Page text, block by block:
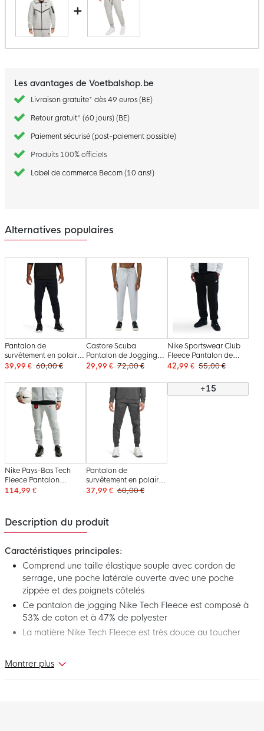
+
Les avantages de Voetbalshop.be
Livraison gratuite* dès 49 euros (BE)
Retour gratuit* (60 jours) (BE)
Paiement sécurisé (post-paiement possible)
Produits 100% officiels
Label de commerce Becom (10 ans!)
Alternatives populaires
Pantalon de
survêtement en polaire
Under Armour noir
39,99 € 60,00 €
Castore Scuba
Pantalon de Jogging
Gris Clair Noir
29,99 € 72,00 €
Nike Sportswear Club
Fleece Pantalon de
Jogging Noir Blanc
42,99 € 55,00 €
Nike Pays-Bas Tech
Fleece Pantalon
Jogging 2026-2028
114,99 €
Pantalon de
survêtement en polaire
Under Armour gris noir
37,99 € 60,00 €
+15
Description du produit
Caractéristiques principales:
Comprend une taille élastique souple avec cordon de
serrage, une poche latérale ouverte avec une poche
zippée et des poignets côtelés
Ce pantalon de jogging Nike Tech Fleece est composé à
53% de coton et à 47% de polyester
La matière Nike Tech Fleece est très douce au toucher
Ce nouveau pantalon de jogging Nike Tech Fleece Sportswear
Montrer plus